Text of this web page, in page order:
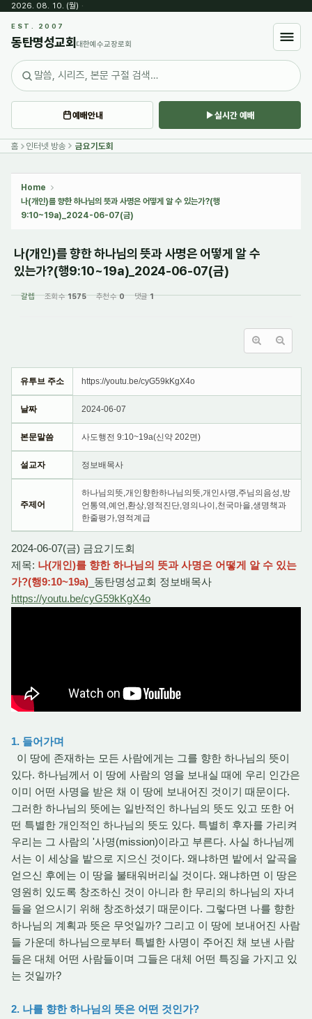
2026. 08. 10. (월) ·
EST. 2007
동탄명성교회 대한예수교장로회
예배안내 실시간 예배
홈 인터넷 방송 금요기도회
Home
나(개인)를 향한 하나님의 뜻과 사명은 어떻게 알 수 있는가?(행
9:10~19a)_2024-06-07(금)
나(개인)를 향한 하나님의 뜻과 사명은 어떻게 알 수
있는가?(행9:10~19a)_2024-06-07(금)
갈렙 조회 수1575 추천 수0 댓글1
유투브 주소 https://youtu.be/cyG59kKgX4o
날짜 2024-06-07
본문말씀 사도행전 9:10~19a(신약 202면)
설교자 정보배목사
주제어
하나님의뜻,개인향한하나님의뜻,개인사명,주님의음성,방
언통역,예언,환상,영적진단,영의나이,천국마을,생명책과
한줄평가,영적계급
2024-06-07(금) 금요기도회
제목: 나(개인)를 향한 하나님의 뜻과 사명은 어떻게 알 수 있는
가?(행9:10~19a) _동탄명성교회 정보배목사
https://youtu.be/cyG59kKgX4o
1. 들어가며
이 땅에 존재하는 모든 사람에게는 그를 향한 하나님의 뜻이
있다. 하나님께서 이 땅에 사람의 영을 보내실 때에 우리 인간은
이미 어떤 사명을 받은 채 이 땅에 보내어진 것이기 때문이다.
그러한 하나님의 뜻에는 일반적인 하나님의 뜻도 있고 또한 어
떤 특별한 개인적인 하나님의 뜻도 있다. 특별히 후자를 가리켜
우리는 그 사람의 '사명(mission)이라고 부른다. 사실 하나님께
서는 이 세상을 밭으로 지으신 것이다. 왜냐하면 밭에서 알곡을
얻으신 후에는 이 땅을 불태워버리실 것이다. 왜냐하면 이 땅은
영원히 있도록 창조하신 것이 아니라 한 무리의 하나님의 자녀
들을 얻으시기 위해 창조하셨기 때문이다. 그렇다면 나를 향한
하나님의 계획과 뜻은 무엇일까? 그리고 이 땅에 보내어진 사람
들 가운데 하나님으로부터 특별한 사명이 주어진 채 보낸 사람
들은 대체 어떤 사람들이며 그들은 대체 어떤 특징을 가지고 있
는 것일까?
2. 나를 향한 하나님의 뜻은 어떤 것인가?
Sketchbook5, 스케치북5
Sketchbook5, 스케치북5